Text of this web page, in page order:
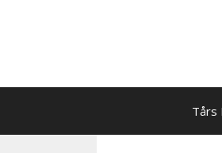
Tårs